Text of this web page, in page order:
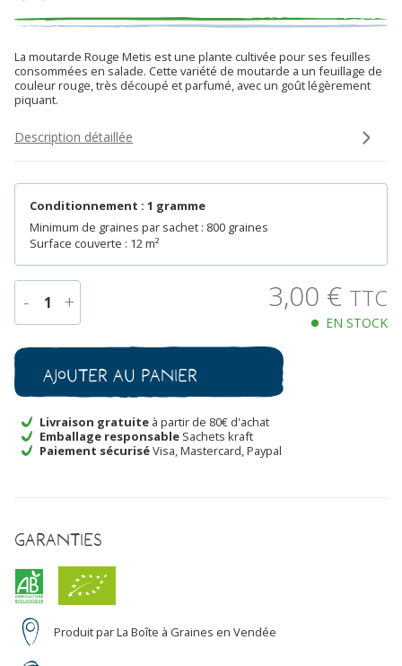
La moutarde Rouge Metis est une plante cultivée pour ses feuilles
consommées en salade. Cette variété de moutarde a un feuillage de
couleur rouge, très découpé et parfumé, avec un goût légèrement
piquant.
Description détaillée
Conditionnement : 1 gramme
Minimum de graines par sachet : 800 graines
Surface couverte : 12 m²
- 1 +
de
Moutarde
Rouge
Bio
3,00 € TTC
EN STOCK
Ajouter au panier
Livraison gratuite à partir de 80€ d'achat
Emballage responsable Sachets kraft
Paiement sécuriséVisa, Mastercard, Paypal
Garanties
Produit par La Boîte à Graines en Vendée